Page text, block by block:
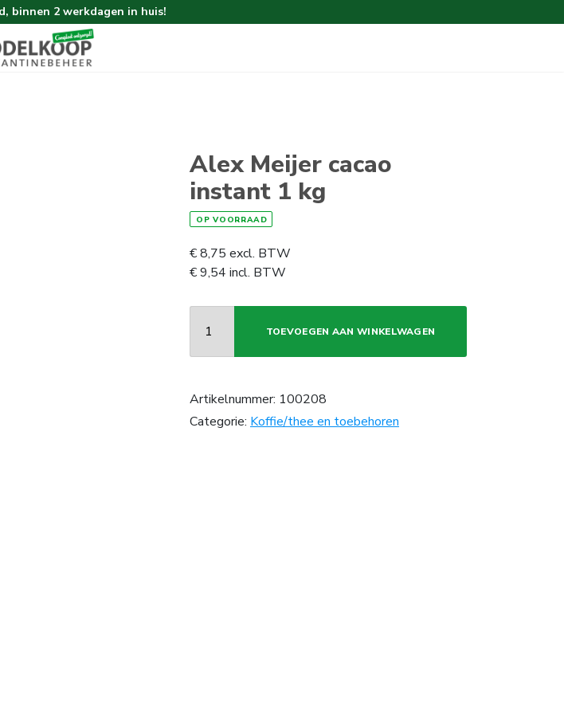
binnen 2 werkdagen in huis!
gemakkelijk bestellen!
vanaf 100,-!
Alex Meijer cacao
instant 1 kg
OP VOORRAAD
€8,75 excl. BTW
€9,54 incl. BTW
TOEVOEGEN AAN WINKELWAGEN
Artikelnummer: 100208
Categorie: Koffie/thee en toebehoren